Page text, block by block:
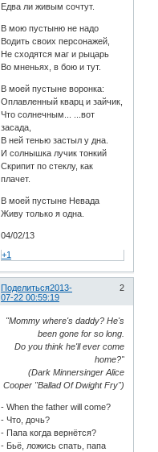
Едва ли живым сочтут.
В мою пустыню не надо
Водить своих персонажей,
Не сходятся маг и рыцарь
Во мненьях, в бою и тут.
В моей пустыне воронка:
Оплавленный кварц и зайчик,
Что солнечным... ...вот
засада,
В ней тенью застыл у дна.
И солнышка лучик тонкий
Скрипит по стеклу, как
плачет.
В моей пустыне Невада
Живу только я одна.
04/02/13
+1
Поделиться 2
2013-
07-22 00:59:19
"Mommy where's daddy? He's
been gone for so long.
Do you think he'll ever come
home?"
(Dark Minnersinger Alice
Cooper "Ballad Of Dwight Fry")
- When the father will come?
- Что, дочь?
- Папа когда вернётся?
- Бьё, ложись спать, папа